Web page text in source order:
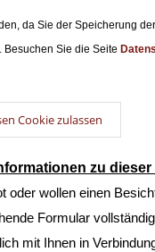
da Sie der Speicherung
Sie die Seite
Cookie zulassen
zu
oder wollen einen
Formular
mit Ihnen in